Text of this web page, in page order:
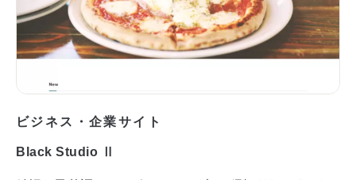
ビジネス・企業サイト
Black Studio Ⅱ